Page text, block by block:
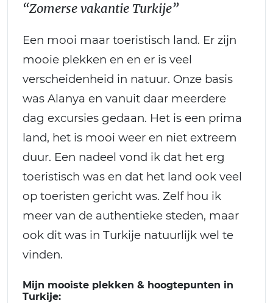
“Zomerse vakantie Turkije”
Een mooi maar toeristisch land. Er zijn
mooie plekken en en er is veel
verscheidenheid in natuur. Onze basis
was Alanya en vanuit daar meerdere
dag excursies gedaan. Het is een prima
land, het is mooi weer en niet extreem
duur. Een nadeel vond ik dat het erg
toeristisch was en dat het land ook veel
op toeristen gericht was. Zelf hou ik
meer van de authentieke steden, maar
ook dit was in Turkije natuurlijk wel te
vinden.
Mijn mooiste plekken & hoogtepunten in
Turkije: